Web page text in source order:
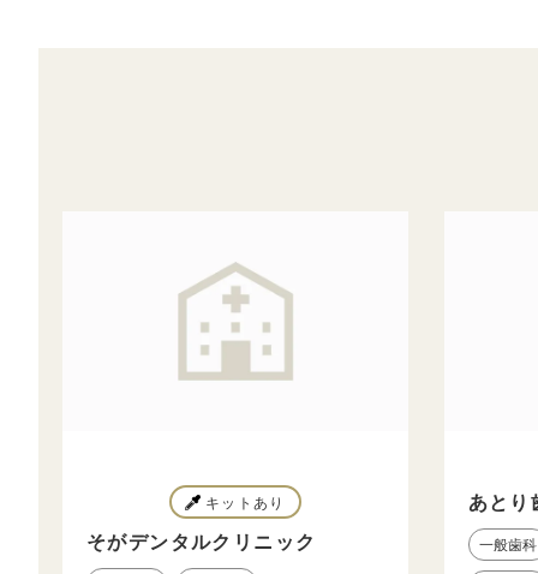
キットあり
そがデンタルクリニック
あとり
一般歯科